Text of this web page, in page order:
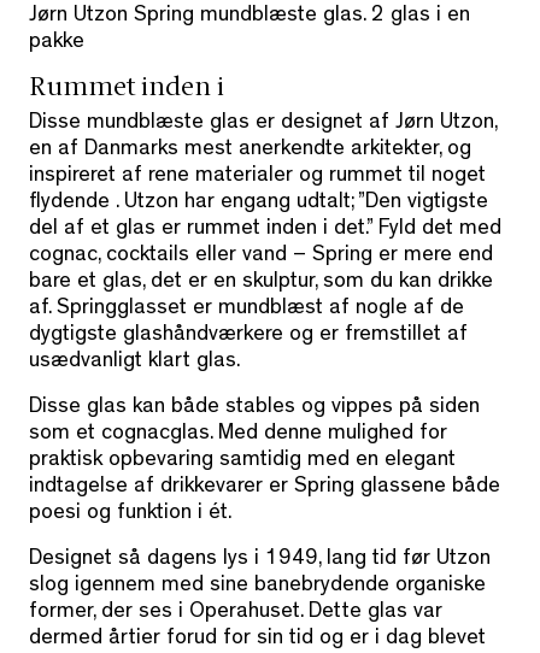
Jørn Utzon Spring mundblæste glas. 2 glas i en
pakke
Rummet inden i
Disse mundblæste glas er designet af Jørn Utzon,
en af Danmarks mest anerkendte arkitekter, og
inspireret af rene materialer og rummet til noget
flydende . Utzon har engang udtalt; ”Den vigtigste
del af et glas er rummet inden i det.” Fyld det med
cognac, cocktails eller vand – Spring er mere end
bare et glas, det er en skulptur, som du kan drikke
af. Springglasset er mundblæst af nogle af de
dygtigste glashåndværkere og er fremstillet af
usædvanligt klart glas.
Disse glas kan både stables og vippes på siden
som et cognacglas. Med denne mulighed for
praktisk opbevaring samtidig med en elegant
indtagelse af drikkevarer er Spring glassene både
poesi og funktion i ét.
Designet så dagens lys i 1949, lang tid før Utzon
slog igennem med sine banebrydende organiske
former, der ses i Operahuset. Dette glas var
dermed årtier forud for sin tid og er i dag blevet